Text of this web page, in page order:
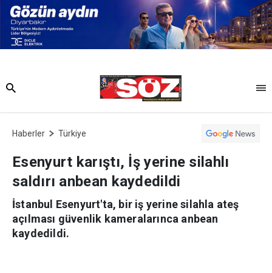
Haberler Türkiye
Esenyurt karıştı, İş yerine silahlı
saldırı anbean kaydedildi
İstanbul Esenyurt'ta, bir iş yerine silahla ateş
açılması güvenlik kameralarınca anbean
kaydedildi.